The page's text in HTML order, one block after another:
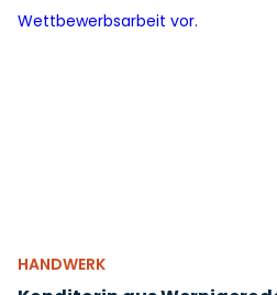
HANDWERK